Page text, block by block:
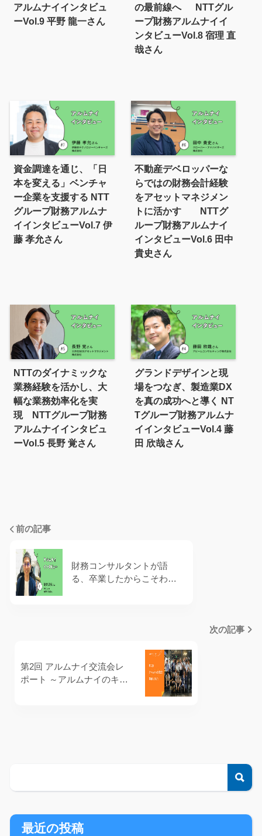
アルムナイインタビュ
ーVol.9 平野 龍一さん
の最前線へ NTTグル
ープ財務アルムナイイ
ンタビューVol.8 宿理 直
哉さん
資金調達を通じ、「日
本を変える」ベンチャ
ー企業を支援する NTT
グループ財務アルムナ
イインタビューVol.7 伊
藤 孝允さん
不動産デベロッパーな
らではの財務会計経験
をアセットマネジメン
トに活かす NTTグ
ループ財務アルムナイ
インタビューVol.6 田中
貴史さん
NTTのダイナミックな
業務経験を活かし、大
幅な業務効率化を実
現 NTTグループ財務
アルムナイインタビュ
ーVol.5 長野 覚さん
グランドデザインと現
場をつなぎ、製造業DX
を真の成功へと導く NT
Tグループ財務アルムナ
イインタビューVol.4 藤
田 欣哉さん
前の記事
財務コンサルタントが語
る、卒業したからこそわか
次の記事
第2回 アルムナイ交流会レ
ポート ～アルムナイのキャ
最近の投稿